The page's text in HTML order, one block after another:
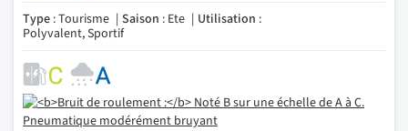
Type : Tourisme Saison : Ete Utilisation :
Polyvalent, Sportif